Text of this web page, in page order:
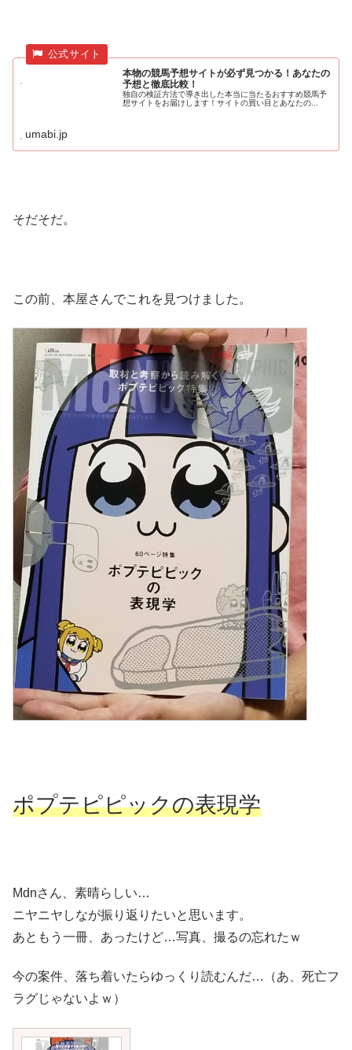
本物の競馬予想サイトが必ず見つかる！あなたの
予想と徹底比較！
独自の検証方法で導き出した本当に当たるおすすめ競馬予
想サイトをお届けします！サイトの買い目とあなたの...
umabi.jp
そだそだ。
この前、本屋さんでこれを見つけました。
ポプテピピックの表現学
Mdnさん、素晴らしい…
ニヤニヤしなが振り返りたいと思います。
あともう一冊、あったけど…写真、撮るの忘れたｗ
今の案件、落ち着いたらゆっくり読むんだ…（あ、死亡フ
ラグじゃないよｗ）